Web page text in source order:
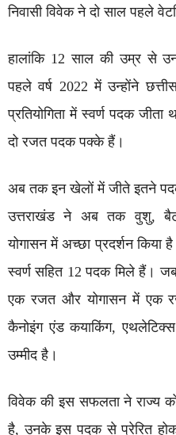
निवासी विवेक ने दो साल पहले
हालांकि 12 साल की उम्र से
पहले वर्ष 2022 में उन्होंने
प्रतियोगिता में स्वर्ण पदक
दो रजत पदक पक्के हैं।
अब तक इन खेलों में जीते इतने
उत्तराखंड ने अब तक वुशु,
योगासन में अच्छा प्रदर्शन
स्वर्ण सहित 12 पदक मिले हैं।
एक रजत और योगासन में एक
कैनोइंग एंड कयाकिंग,
उम्मीद है।
विवेक की इस सफलता ने राज्य
है, उनके इस पदक से प्रेरित